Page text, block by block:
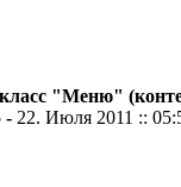
"Меню"
- 22. Июля 2011 ::